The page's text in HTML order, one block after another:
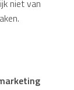
niet van